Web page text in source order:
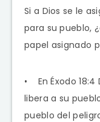
Si a Dios se le
para su pueblo,
papel asignado
• En Éxodo
libera a su
pueblo del